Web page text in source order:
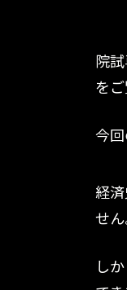
院
を
今
経
せん
し